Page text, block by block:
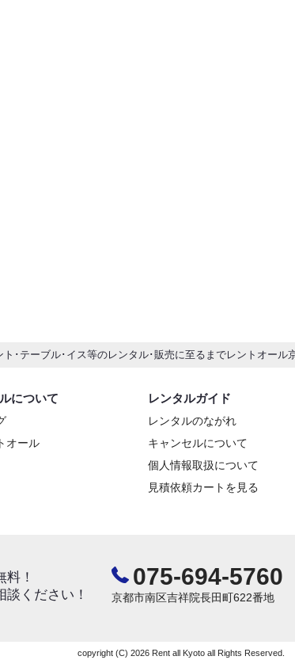
･テーブル･イス等のレンタル･販売に至るまでレントオール
について
オール
レンタルガイド
レンタルのながれ
キャンセルについて
個人情報取扱について
見積依頼カートを見る
料！
談ください！
075-694-5760
京都市南区吉祥院長田町622番地
copyright (C) 2026 Rent all Kyoto all Rights Reserved.